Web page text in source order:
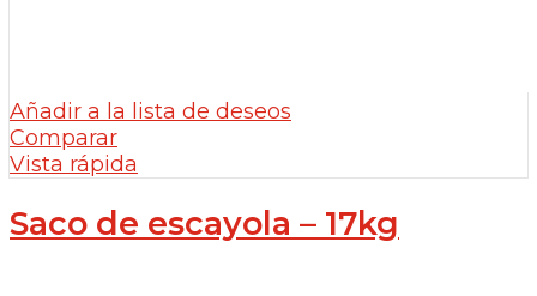
Añadir a la lista de deseos
Comparar
Vista rápida
Saco de escayola – 17kg